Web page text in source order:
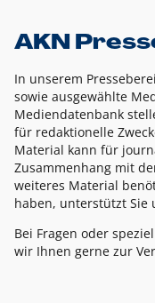
AKN
In unserem
sowie ausgewählte
Mediendatenbank
für redaktionelle
Material kann für
Zusammenhang mit
weiteres Material
haben, unterstützt Sie
Bei Fragen oder
wir Ihnen gerne zur